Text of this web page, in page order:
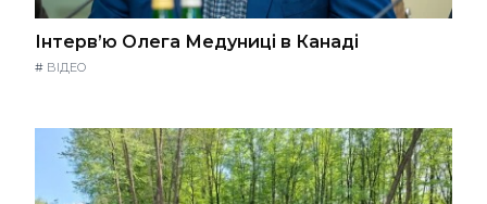
Інтерв’ю Олега Медуниці в Канаді
# ВІДЕО